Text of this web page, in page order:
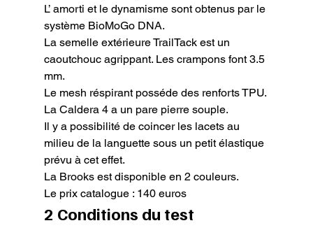
L’ amorti et le dynamisme sont obtenus par le
système BioMoGo DNA.
La semelle extérieure TrailTack est un
caoutchouc agrippant. Les crampons font 3.5
mm.
Le mesh réspirant posséde des renforts TPU.
La Caldera 4 a un pare pierre souple.
Il y a possibilité de coincer les lacets au
milieu de la languette sous un petit élastique
prévu à cet effet.
La Brooks est disponible en 2 couleurs.
Le prix catalogue : 140 euros
2 Conditions du test